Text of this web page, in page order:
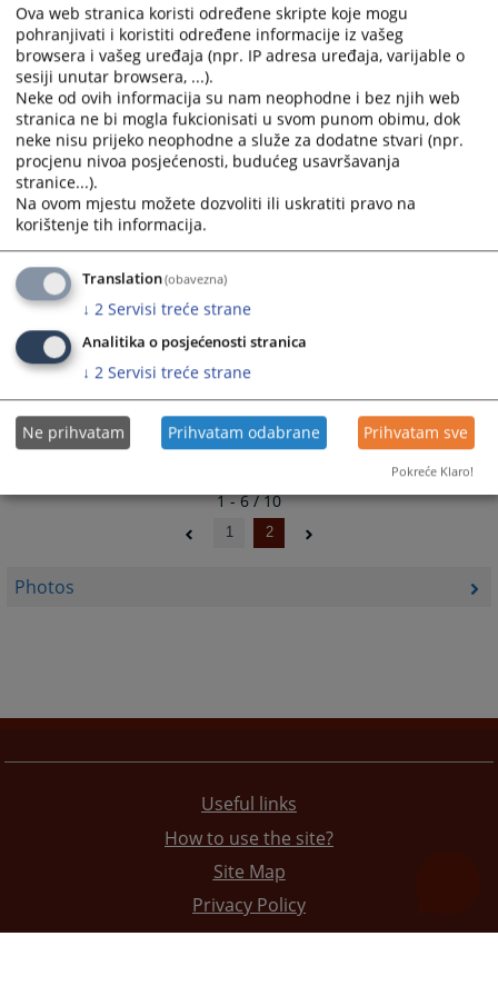
Photos
select
a
date.
Press
the
question
mark
key
to
keyboard
shortcuts
for
changing
select
a
date.
Press
the
question
mark
key
to
for
30.10.2008.
Sjednica VSTV-a u Kantonalnom sudu
25.09.2008.
Završna svečanost povodom završetka uvođenja CMS-a u
sudovima Kantona 10
Sud prešao na Sustav za upravljanje sudskim predmetima
1 - 6 / 10
1 2
Useful links
How to use the site?
Site Map
Privacy Policy
Ova web stranica koristi određene skripte koje mogu
pohranjivati i koristiti određene informacije iz vašeg
browsera i vašeg uređaja (npr. IP adresa uređaja, varijable o
sesiji unutar browsera, ...).
Neke od ovih informacija su nam neophodne i bez njih web
stranica ne bi mogla fukcionisati u svom punom obimu, dok
neke nisu prijeko neophodne a služe za dodatne stvari (npr.
procjenu nivoa posjećenosti, budućeg usavršavanja
stranice...).
Na ovom mjestu možete dozvoliti ili uskratiti pravo na
korištenje tih informacija.
Translation(obavezna)
↓ 2 Servisi treće strane
Analitika o posjećenosti stranica
↓ 2 Servisi treće strane
Ne prihvatam Prihvatam odabrane Prihvatam sve
Pokreće Klaro!